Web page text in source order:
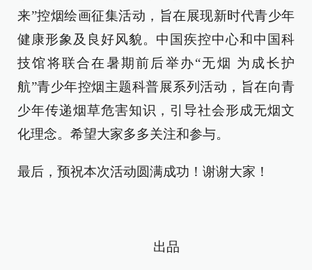
来”控烟绘画征集活动，旨在展现新时代青少年
健康形象及良好风貌。中国疾控中心和中国科
技馆将联合在暑期前后举办“无烟 为成长护
航”青少年控烟主题科普展系列活动，旨在向青
少年传递烟草危害知识，引导社会形成无烟文
化理念。希望大家多多关注和参与。
最后，预祝本次活动圆满成功！谢谢大家！
出品